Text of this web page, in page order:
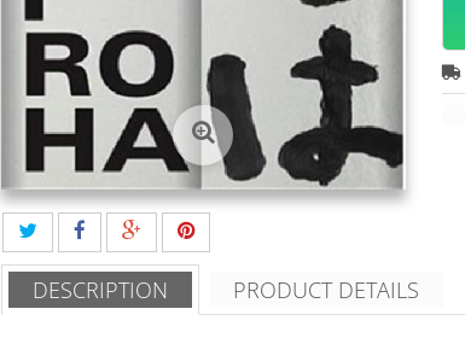
DESCRIPTION PRODUCT DETAILS